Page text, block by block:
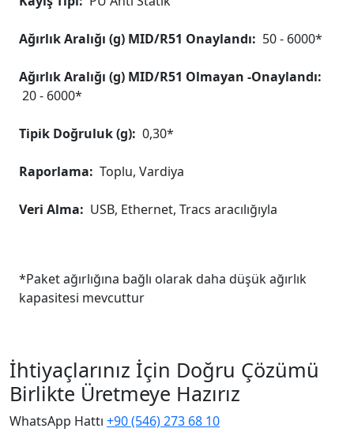
Ağırlık Aralığı (g) MID/R51 Onaylandı: 50 - 6000*
Ağırlık Aralığı (g) MID/R51 Olmayan -Onaylandı:
20 - 6000*
Tipik Doğruluk (g): 0,30*
Raporlama: Toplu, Vardiya
Veri Alma: USB, Ethernet, Tracs aracılığıyla
*Paket ağırlığına bağlı olarak daha düşük ağırlık
kapasitesi mevcuttur
İhtiyaçlarınız İçin Doğru Çözümü
Birlikte Üretmeye Hazırız
WhatsApp Hattı +90 (546) 273 68 10